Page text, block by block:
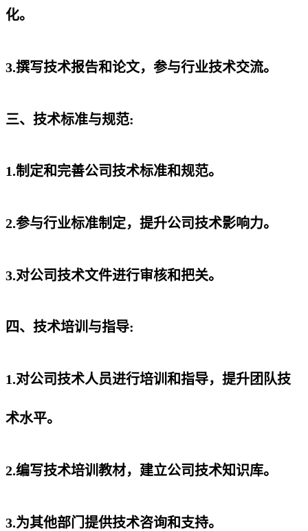
化。
3.撰写技术报告和论文，参与行业技术交流。
三、技术标准与规范:
1.制定和完善公司技术标准和规范。
2.参与行业标准制定，提升公司技术影响力。
3.对公司技术文件进行审核和把关。
四、技术培训与指导:
1.对公司技术人员进行培训和指导，提升团队技
术水平。
2.编写技术培训教材，建立公司技术知识库。
3.为其他部门提供技术咨询和支持。